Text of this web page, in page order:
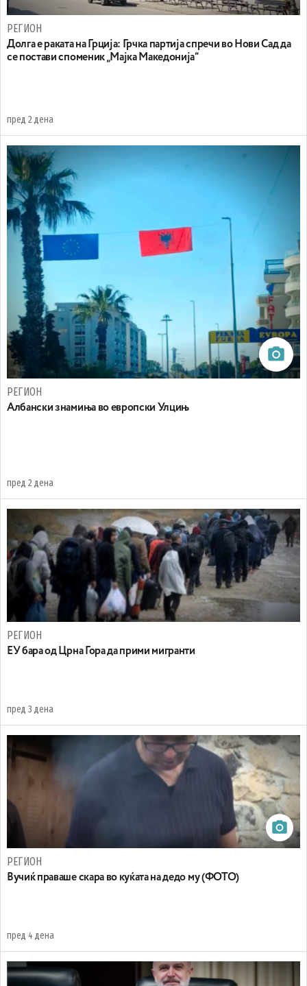
РЕГИОН
Долга е раката на Грција: Грчка партија спречи во Нови Сад да
се постави споменик „Мајка Македонија“
пред 2 дена
РЕГИОН
Aлбански знамиња во европски Улцињ
пред 2 дена
РЕГИОН
EУ бара од Црна Гора да прими мигранти
пред 3 дена
РЕГИОН
Вучиќ праваше скара во куќата на дедо му (ФОТО)
пред 4 дена